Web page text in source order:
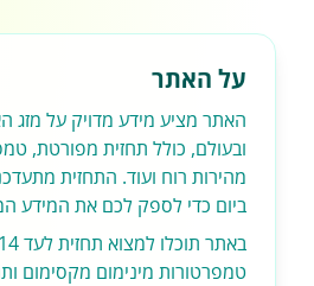
על האתר
האתר מציע מידע מדויק על מזג
ובעולם, כולל תחזית מפורטת,
מהירות רוח ועוד. התחזית
ביום כדי לספק לכם את המידע
טמפרטורות מינימום מקסימום